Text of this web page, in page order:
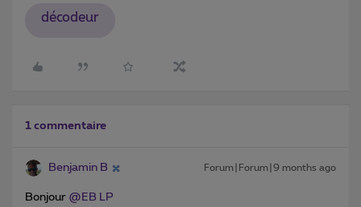
décodeur
1 commentaire
Benjamin B Forum|Forum|9 months ago
Bonjour ​ @EB LP